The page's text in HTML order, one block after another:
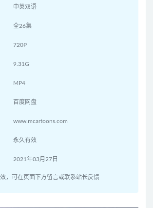
中英双语
全26集
720P
9.31G
MP4
百度网盘
www.mcartoons.com
永久有效
2021年03月27日
，可在页面下方留言或联系站长反馈